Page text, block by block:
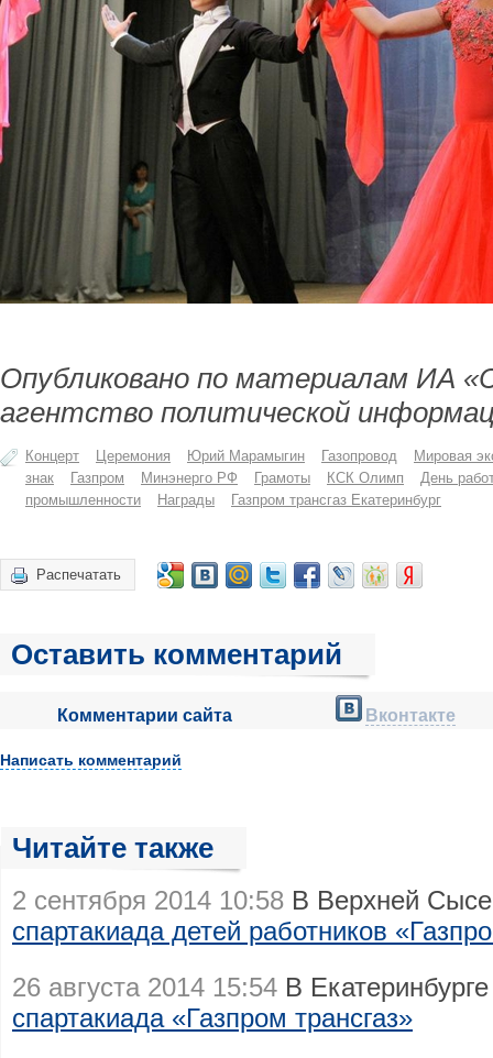
Опубликовано по материалам ИА
агентство политической
Концерт Церемония Юрий Марамыгин Газопровод
Мировая
знак
Газпром Минэнерго РФ Грамоты КСК Олимп
День
промышленности
Награды Газпром трансгаз Екатеринбург
Распечатать
Оставить комментарий
Комментарии сайта Вконтакте
Написать комментарий
Читайте также
2 сентября 2014 10:58 В Верхней
спартакиада детей работников
26 августа 2014 15:54 В
спартакиада «Газпром трансгаз»